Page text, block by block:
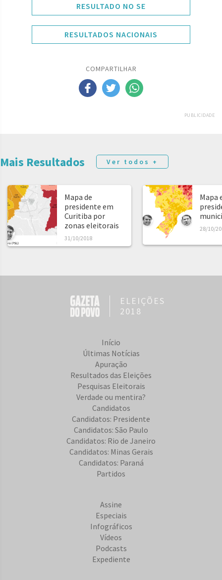
RESULTADO NO SE
RESULTADOS NACIONAIS
COMPARTILHAR
PUBLICIDADE
Mais Resultados Ver todos +
Mapa de
presidente em
Curitiba por
zonas eleitorais
31/10/2018
Mapa
28/10/
ELEIÇÕES
2018
Início
Últimas Notícias
Apuração
Resultados das Eleições
Pesquisas Eleitorais
Verdade ou mentira?
Candidatos
Candidatos: Presidente
Candidatos: São Paulo
Candidatos: Rio de Janeiro
Candidatos: Minas Gerais
Candidatos: Paraná
Partidos
Assine
Especiais
Infográficos
Vídeos
Podcasts
Expediente